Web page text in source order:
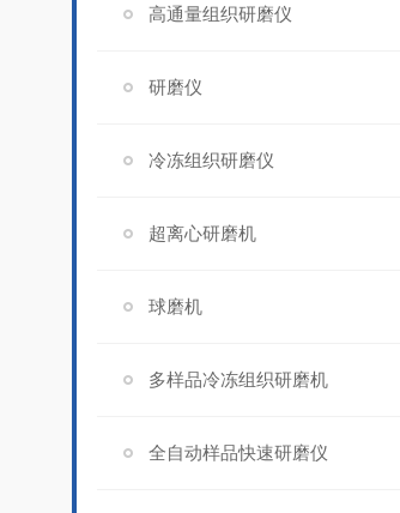
高通量组织研磨仪
研磨仪
冷冻组织研磨仪
超离心研磨机
球磨机
多样品冷冻组织研磨机
全自动样品快速研磨仪